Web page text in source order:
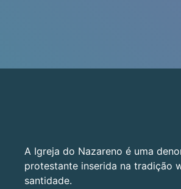
A Igreja do Nazareno é uma
protestante inserida na tradição
santidade.